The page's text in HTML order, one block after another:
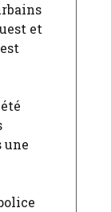
et
une